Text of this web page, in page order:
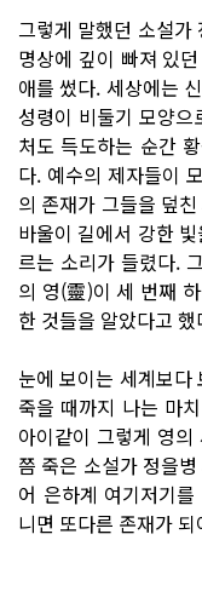
그렇게 말했던 소설가
명상에 깊이 빠져 있
애를 썼다. 세상에는
성령이 비둘기 모양
처도 득도하는 순간
다. 예수의 제자들이
의 존재가 그들을 덮
바울이 길에서 강한
르는 소리가 들렸다.
의 영(靈)이 세 번째
한 것들을 알았다고 했
눈에 보이는 세계보다
죽을 때까지 나는 마
아이같이 그렇게 영
쯤 죽은 소설가 정을
어 은하계 여기저기
니면 또다른 존재가